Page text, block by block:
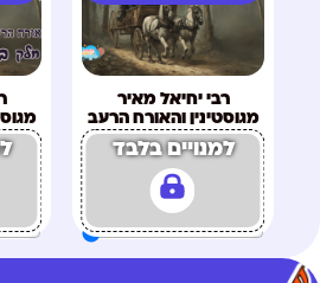
רבי יחיאל מאיר
מגוסטינין והאורח הרעב
חלק א
למנויים בלבד